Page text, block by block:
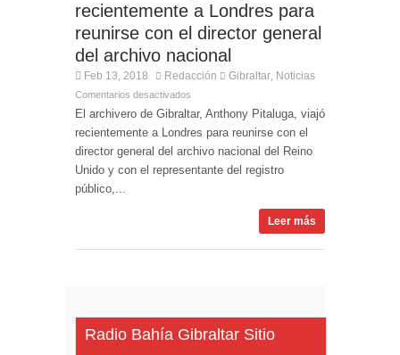
recientemente a Londres para
reunirse con el director general
del archivo nacional
Feb 13, 2018 Redacción Gibraltar, Noticias
Comentarios desactivados
El archivero de Gibraltar, Anthony Pitaluga, viajó
recientemente a Londres para reunirse con el
director general del archivo nacional del Reino
Unido y con el representante del registro
público,...
Leer más
Radio Bahía Gibraltar Sitio